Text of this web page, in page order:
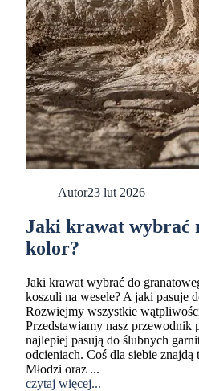
Autor23 lut 2026
Jaki krawat wybrać
kolor?
Jaki krawat wybrać do
koszuli na wesele? A jaki pasuje
Rozwiejmy wszystkie
Przedstawiamy nasz przewodnik
najlepiej pasują do ślubnych
odcieniach. Coś dla siebie
Młodzi oraz ...
czytaj więcej...